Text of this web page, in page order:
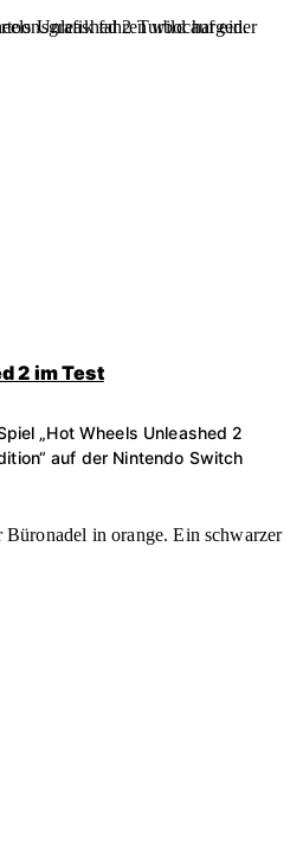
2 im Test
„Hot Wheels Unleashed 2
auf der Nintendo Switch